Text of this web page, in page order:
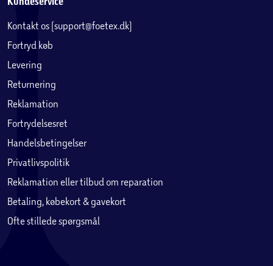
Kontakt os (support@foetex.dk)
Fortryd køb
Levering
Returnering
Reklamation
Fortrydelsesret
Handelsbetingelser
Privatlivspolitik
Reklamation eller tilbud om reparation
Betaling, købekort & gavekort
Ofte stillede spørgsmål